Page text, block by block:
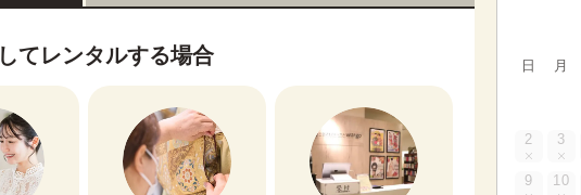
してレンタルする場合 日 月
2 3
9 10